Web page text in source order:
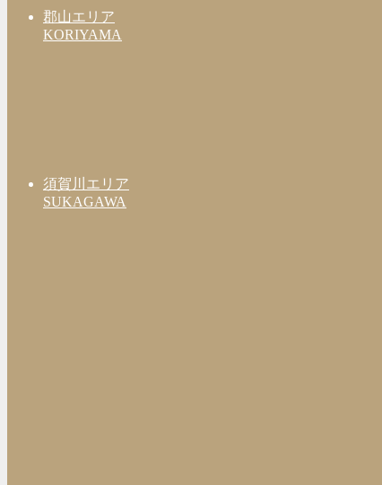
郡山エリア
KORIYAMA
須賀川エリア
SUKAGAWA